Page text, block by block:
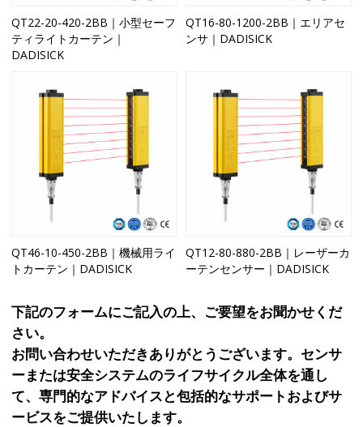
QT22-20-420-2BB｜小型セーフ
ティライトカーテン｜
DADISICK
QT16-80-1200-2BB｜エリアセ
ンサ｜DADISICK
QT46-10-450-2BB｜機械用ライ
トカーテン｜DADISICK
QT12-80-880-2BB｜レーザーカ
ーテンセンサー｜DADISICK
下記のフォームにご記入の上、ご要望をお聞かせくだ
さい。
お問い合わせいただきありがとうございます。センサ
ーまたは安全システムのライフサイクル全体を通し
て、専門的なアドバイスと包括的なサポートおよびサ
ービスをご提供いたします。